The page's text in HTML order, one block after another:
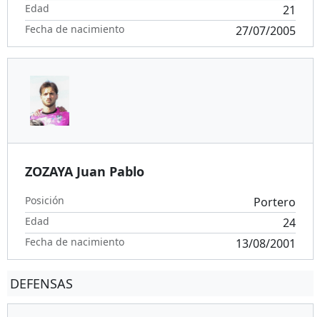
Edad 21
Fecha de nacimiento 27/07/2005
ZOZAYA Juan Pablo
Posición Portero
Edad 24
Fecha de nacimiento 13/08/2001
DEFENSAS